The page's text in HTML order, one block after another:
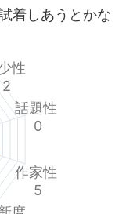
着しあうとかな
作家性
5
話題性
0
性
2